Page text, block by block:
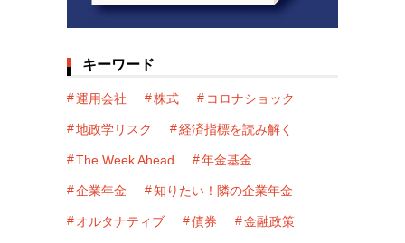
キーワード
運用会社 株式 コロナショック
地政学リスク 経済指標を読み解く
The Week Ahead 年金基金
企業年金 知りたい！隣の企業年金
オルタナティブ 債券 金融政策